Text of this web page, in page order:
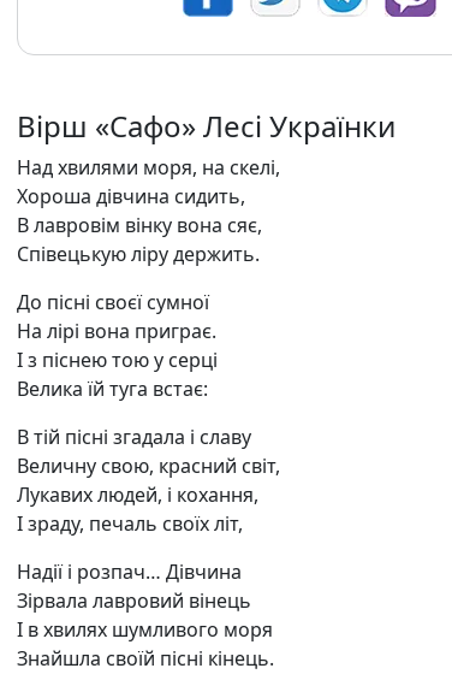
Вірш «Сафо» Лесі Українки
Над хвилями моря, на скелі,
Хороша дівчина сидить,
В лавровім вінку вона сяє,
Співецькую ліру держить.
До пісні своєї сумної
На лірі вона приграє.
І з піснею тою у серці
Велика їй туга встає:
В тій пісні згадала і славу
Величну свою, красний світ,
Лукавих людей, і кохання,
І зраду, печаль своїх літ,
Надії і розпач… Дівчина
Зірвала лавровий вінець
І в хвилях шумливого моря
Знайшла своїй пісні кінець.